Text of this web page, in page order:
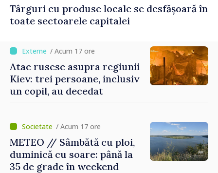
Târguri cu produse locale se desfășoară în
toate sectoarele capitalei
/ Acum 17 ore
Atac rusesc asupra regiunii
Kiev: trei persoane, inclusiv
un copil, au decedat
/ Acum 17 ore
METEO // Sâmbătă cu ploi,
duminică cu soare: până la
35 de grade în weekend